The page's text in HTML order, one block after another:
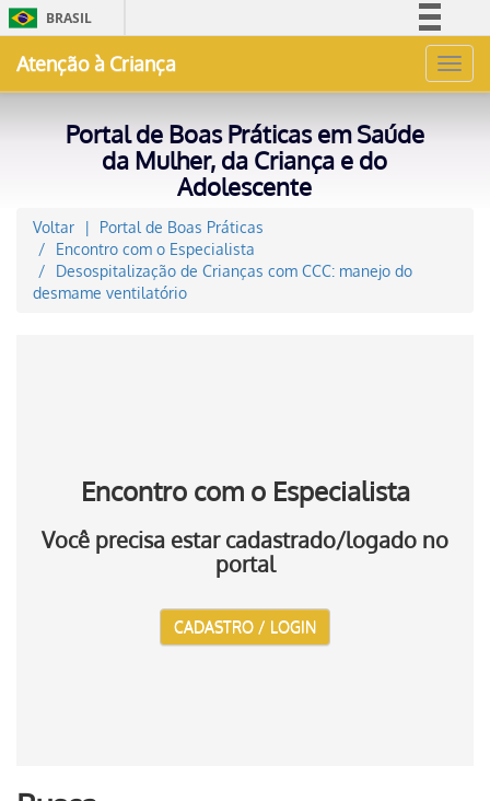
BRASIL
Acesso à informação
Atenção à Criança
Portal de Boas Práticas em Saúde
da Mulher, da Criança e do
Adolescente
Voltar
Portal de Boas Práticas
Encontro com o Especialista
Desospitalização de Crianças com CCC: manejo do
desmame ventilatório
Encontro com o Especialista
Você precisa estar cadastrado/logado no
portal
CADASTRO / LOGIN